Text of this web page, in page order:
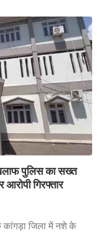
पुलिस का सख्त
गिरफ्तार
जिला में नशे के